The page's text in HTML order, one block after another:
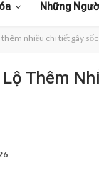
Những
nhiều chi tiết gây
Thêm